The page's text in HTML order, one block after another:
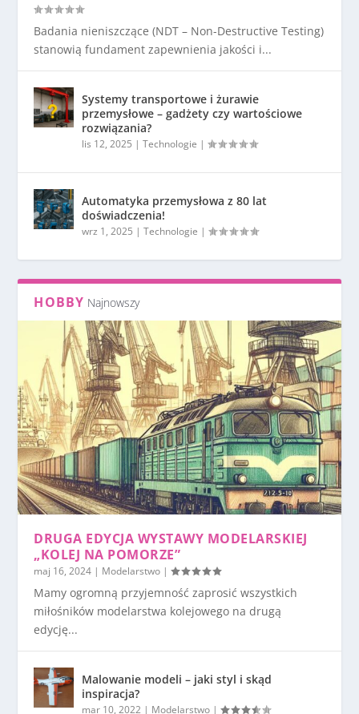
Badania nieniszczące (NDT – Non-Destructive Testing)
stanowią fundament zapewnienia jakości i...
Systemy transportowe i żurawie
przemysłowe – gadżety czy wartościowe
rozwiązania?
lis 12, 2025 |Technologie |
Automatyka przemysłowa z 80 lat
doświadczenia!
wrz 1, 2025 |Technologie |
HOBBY Najnowszy
DRUGA EDYCJA WYSTAWY MODELARSKIEJ
„KOLEJ NA POMORZE”
maj 16, 2024 | Modelarstwo |
Mamy ogromną przyjemność zaprosić wszystkich
miłośników modelarstwa kolejowego na drugą
edycję...
Malowanie modeli – jaki styl i skąd
inspiracja?
mar 10, 2022 | Modelarstwo |